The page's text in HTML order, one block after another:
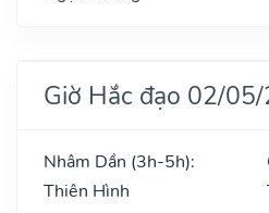
Giờ Hắc đạo 02/
Nhâm Dần (3h-5h):
Thiên Hình